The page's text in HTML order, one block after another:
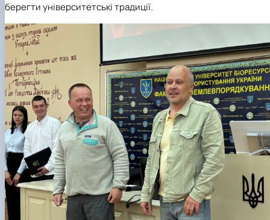
берегти університетські традиції.